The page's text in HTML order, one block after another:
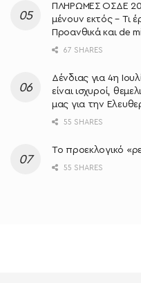
ΠΛΗΡΩΜΕΣ ΟΣΔΕ
μένουν εκτός – Τι
Προανθικά και de
67 SHARES
Δένδιας για 4η
είναι ισχυροί,
μας για την
55 SHARES
Το προεκλογικό
55 SHARES